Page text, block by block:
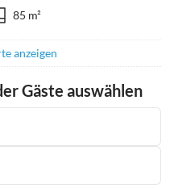
85 m²
anzeigen
Gäste auswählen